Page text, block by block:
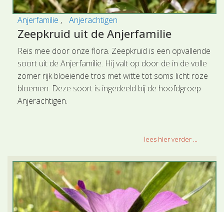
Anjerfamilie Anjerachtigen
Zeepkruid uit de Anjerfamilie
Reis mee door onze flora. Zeepkruid is een opvallende
soort uit de Anjerfamilie. Hij valt op door de in de volle
zomer rijk bloeiende tros met witte tot soms licht roze
bloemen. Deze soort is ingedeeld bij de hoofdgroep
Anjerachtigen.
lees hier verder ...